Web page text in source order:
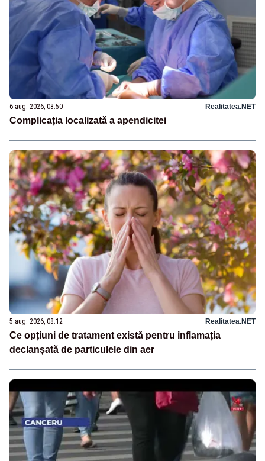
6 aug. 2026, 08:50 Realitatea.NET
Complicația localizată a apendicitei
5 aug. 2026, 08:12 Realitatea.NET
Ce opțiuni de tratament există pentru inflamația
declanșată de particulele din aer